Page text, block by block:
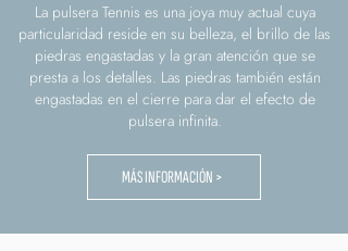
La pulsera Tennis es una joya muy actual cuya
particularidad reside en su belleza, el brillo de las
piedras engastadas y la gran atención que se
presta a los detalles. Las piedras también están
engastadas en el cierre para dar el efecto de
pulsera infinita.
MÁS INFORMACIÓN >